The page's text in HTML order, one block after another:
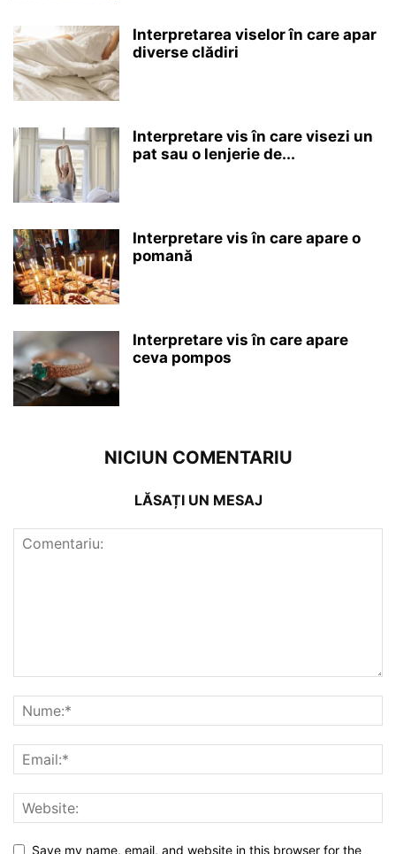
Interpretarea viselor în care apar
diverse clădiri
Interpretare vis în care visezi un
pat sau o lenjerie de...
Interpretare vis în care apare o
pomană
Interpretare vis în care apare
ceva pompos
NICIUN COMENTARIU
LĂSAȚI UN MESAJ
Save my name, email, and website in this browser for the